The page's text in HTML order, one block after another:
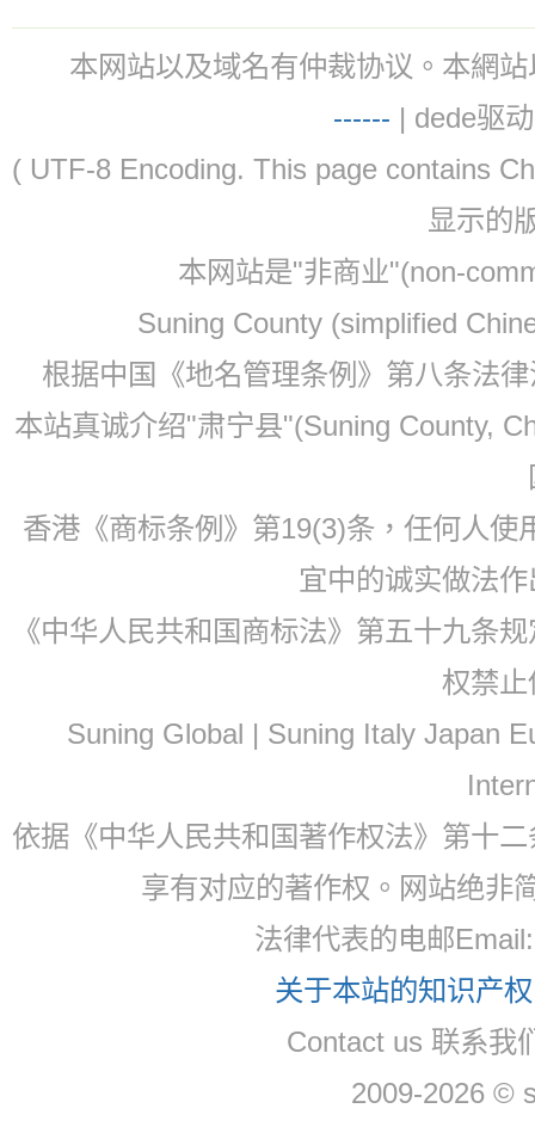
本网站以及域名有仲裁协议。本網
------ | dede驱
( UTF-8 Encoding. This page contains
显示的
本网站是"非商业"(non-
Suning County (simplified
根据中国《地名管理条例》第八条法
本站真诚介绍"肃宁县"(Suning County,
香港《商标条例》第19(3)条，任何人
宜中的诚实做法
《中华人民共和国商标法》第五十九条
权禁
Suning Global | Suning Italy Japan
依据《中华人民共和国著作权法》第十
享有对应的著作权。网站绝非
法律代表的电邮
关于本站的知识产
Contact us 联系我
2009-2026 ©